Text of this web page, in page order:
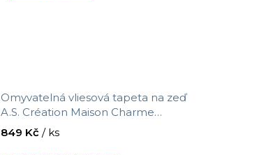
Omyvatelná vliesová tapeta na zeď
A.S. Création Maison Charme
390734 s motivem větviček, velikost
10,05 x 0,53 m
849 Kč / ks